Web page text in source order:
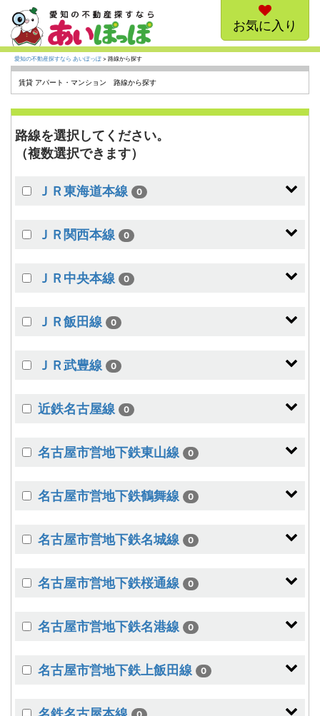
お気に入り
愛知の不動産探すなら あいぽっぽ> 路線から探す
賃貸 アパート・マンション 路線から探す
路線を選択してください。
（複数選択できます）
ＪＲ東海道本線 0
ＪＲ関西本線 0
ＪＲ中央本線 0
ＪＲ飯田線 0
ＪＲ武豊線 0
近鉄名古屋線 0
名古屋市営地下鉄東山線 0
名古屋市営地下鉄鶴舞線 0
名古屋市営地下鉄名城線 0
名古屋市営地下鉄桜通線 0
名古屋市営地下鉄名港線 0
名古屋市営地下鉄上飯田線 0